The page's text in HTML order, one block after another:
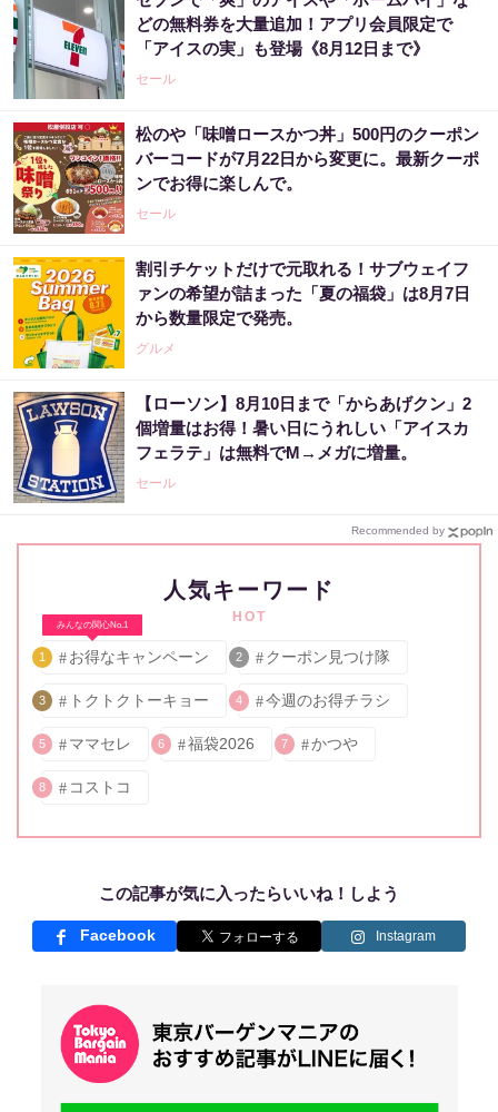
どの無料券を大量追加！アプリ会員限定で
「アイスの実」も登場《8月12日まで》
セール
松のや「味噌ロースかつ丼」500円のクーポン
バーコードが7月22日から変更に。最新クーポ
ンでお得に楽しんで。
セール
割引チケットだけで元取れる！サブウェイフ
ァンの希望が詰まった「夏の福袋」は8月7日
から数量限定で発売。
グルメ
【ローソン】8月10日まで「からあげクン」2
個増量はお得！暑い日にうれしい「アイスカ
フェラテ」は無料でM→メガに増量。
セール
Recommended by
人気キーワード
HOT
みんなの関心No.1
1 お得なキャンペーン 2 クーポン見つけ隊
3 トクトクトーキョー 4 今週のお得チラシ
5 ママセレ 6 福袋2026 7 かつや
8 コストコ
この記事が気に入ったらいいね！しよう
Facebook Instagram